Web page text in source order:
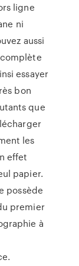
ligne
ni
aussi
essayer
bon
que
les
effet
papier.
possède
premier
à